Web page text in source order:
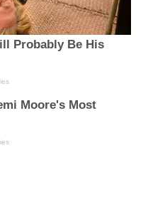
Probably Be His
Moore's Most